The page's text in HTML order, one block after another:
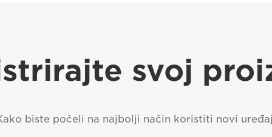
svoj
biste počeli na najbolji način koristiti novi